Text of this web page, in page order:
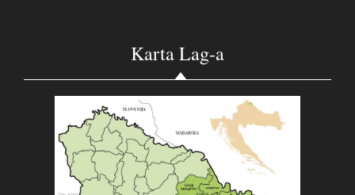
Karta Lag-a